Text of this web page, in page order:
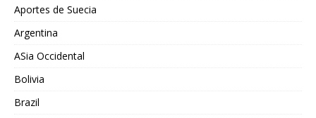
Aportes de Suecia
Argentina
ASia Occidental
Bolivia
Brazil